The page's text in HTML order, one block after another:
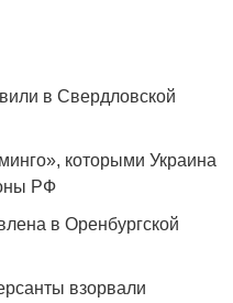
в Свердловской
которыми Украина
РФ
в Оренбургской
взорвали